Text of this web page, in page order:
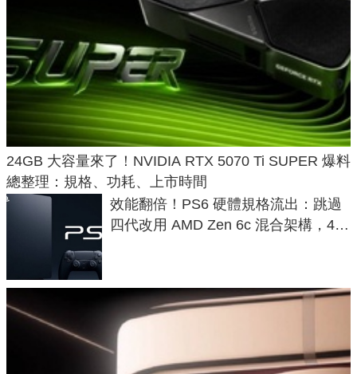
24GB 大容量來了！NVIDIA RTX 5070 Ti SUPER 爆料
總整理：規格、功耗、上市時間
效能翻倍！PS6 硬體規格流出：跳過
四代改用 AMD Zen 6c 混合架構，4K